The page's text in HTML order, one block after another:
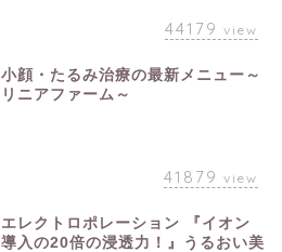
44179 view
小顔・たるみ治療の最新メニュー～
リニアファーム～
41879 view
エレクトロポレーション 『イオン
導入の20倍の浸透力！』うるおい美